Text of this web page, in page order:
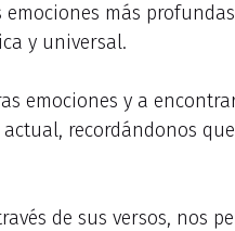
más
y universal.
emociones y a
recordándonos
de sus versos, nos